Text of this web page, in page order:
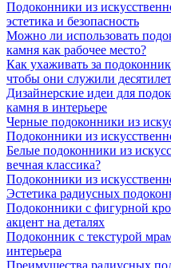
Подоконники из
эстетика и безопасность
Можно ли использовать
камня как рабочее место?
Как ухаживать за
чтобы они служили
Дизайнерские идеи для
камня в интерьере
Черные подоконники из
Подоконники из
Белые подоконники из
вечная классика?
Подоконники из
Эстетика радиусных
Подоконники с фигурной
акцент на деталях
Подоконник с текстурой
интерьера